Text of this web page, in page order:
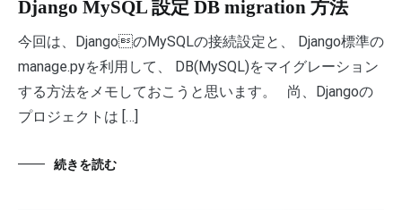
Django MySQL 設定 DB migration 方法
今回は、DjangoのMySQLの接続設定と、 Django標準の
manage.pyを利用して、 DB(MySQL)をマイグレーション
する方法をメモしておこうと思います。 尚、Djangoの
プロジェクトは […]
続きを読む